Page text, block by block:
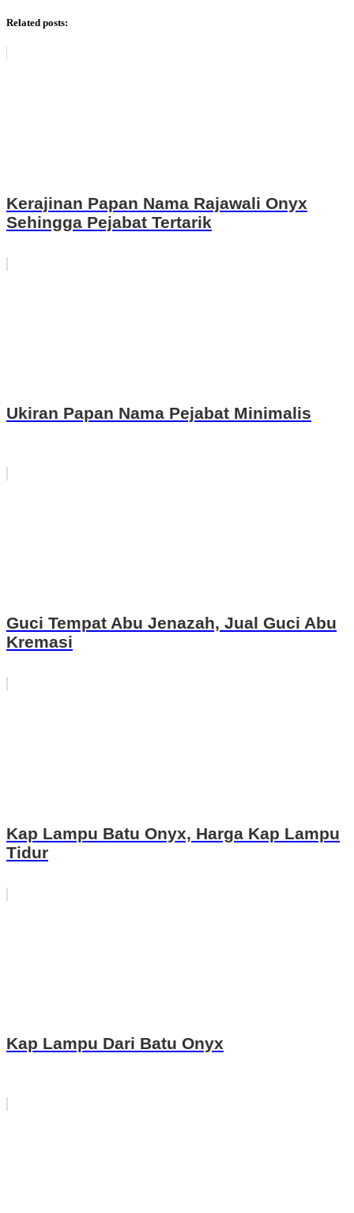
Related posts:
Kerajinan Papan Nama Rajawali Onyx
Sehingga Pejabat Tertarik
Ukiran Papan Nama Pejabat Minimalis
Guci Tempat Abu Jenazah, Jual Guci Abu
Kremasi
Kap Lampu Batu Onyx, Harga Kap Lampu
Tidur
Kap Lampu Dari Batu Onyx